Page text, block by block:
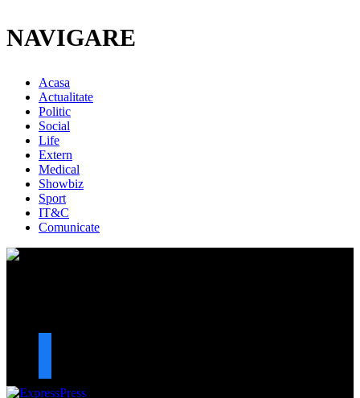
NAVIGARE
Acasa
Actualitate
Politic
Social
Life
Extern
Medical
Showbiz
Sport
IT&C
Comunicate